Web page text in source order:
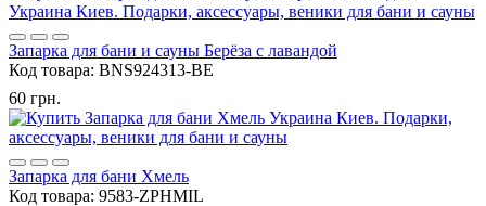
Запарка для бани и сауны Берёза с лавандой
Код товара: BNS924313-BE
60 грн.
Запарка для бани Хмель
Код товара: 9583-ZPHMIL